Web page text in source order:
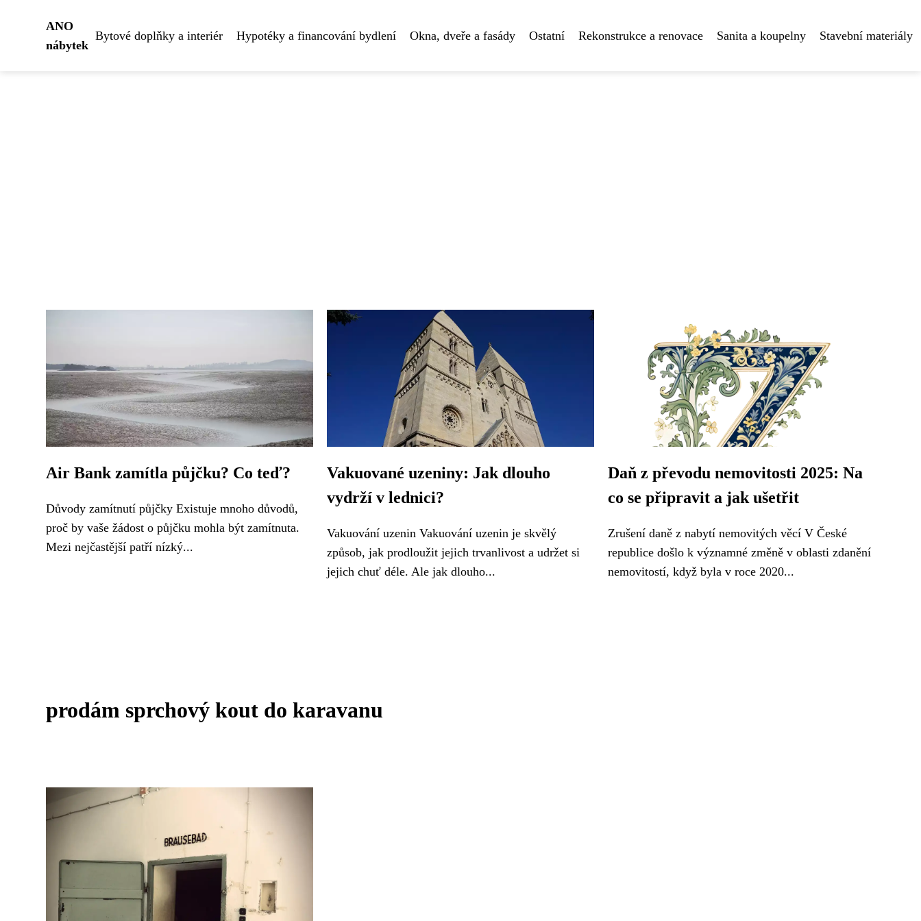
ANO
nábytek
Bytové doplňky a interiér Hypotéky a financování bydlení Okna, dveře a fasády Ostatní Rekonstrukce a renovace Sanita a koupelny Stavební materiály
Air Bank zamítla půjčku? Co teď?
Důvody zamítnutí půjčky Existuje mnoho důvodů,
proč by vaše žádost o půjčku mohla být zamítnuta.
Mezi nejčastější patří nízký...
Vakuované uzeniny: Jak dlouho
vydrží v lednici?
Vakuování uzenin Vakuování uzenin je skvělý
způsob, jak prodloužit jejich trvanlivost a udržet si
jejich chuť déle. Ale jak dlouho...
Daň z převodu nemovitosti 2025: Na
co se připravit a jak ušetřit
Zrušení daně z nabytí nemovitých věcí V České
republice došlo k významné změně v oblasti zdanění
nemovitostí, když byla v roce 2020...
prodám sprchový kout do karavanu